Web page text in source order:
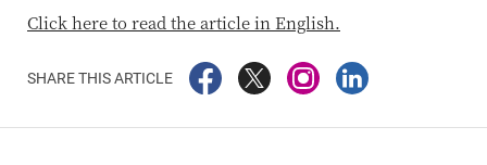
Click here to read the article in English.
SHARE THIS ARTICLE